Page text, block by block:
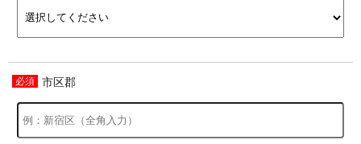
市区郡